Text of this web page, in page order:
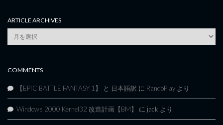
ARTICLE ARCHIVES
Article
Archives
COMMENTS
【EPIC BATTLE FANTASY 1】 と 日本語訳 に RandoPlay より
Windows 2000 Kernel32 改造計画【BM】 に jack より